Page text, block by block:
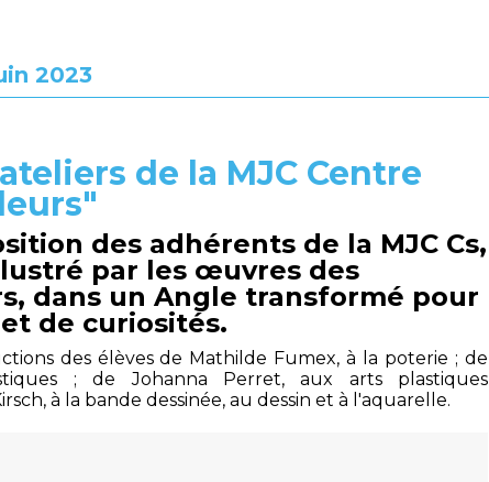
2023
de la MJC Centre
des adhérents de la MJC Cs,
par les œuvres des
dans un Angle transformé pour
de curiosités.
des élèves de Mathilde Fumex, à la poterie ; de
; de Johanna Perret, aux arts plastiques
à la bande dessinée, au dessin et à l'aquarelle.